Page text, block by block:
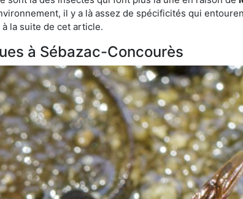
il y a là assez de spécificités qui
la suite de cet article.
à Sébazac-Concourès